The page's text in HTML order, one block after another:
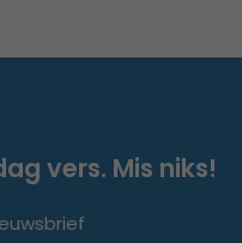
vers. Mis niks!